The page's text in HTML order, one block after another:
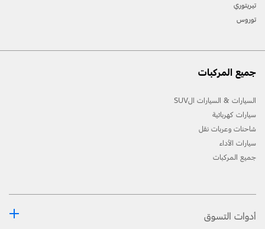
تيريتوري
توروس
جميع المركبات
السيارات & السيارات الSUV
سيارات كهربائية
شاحنات وعربات نقل
سيارات الأداء
جميع المركبات
أدوات التسوق